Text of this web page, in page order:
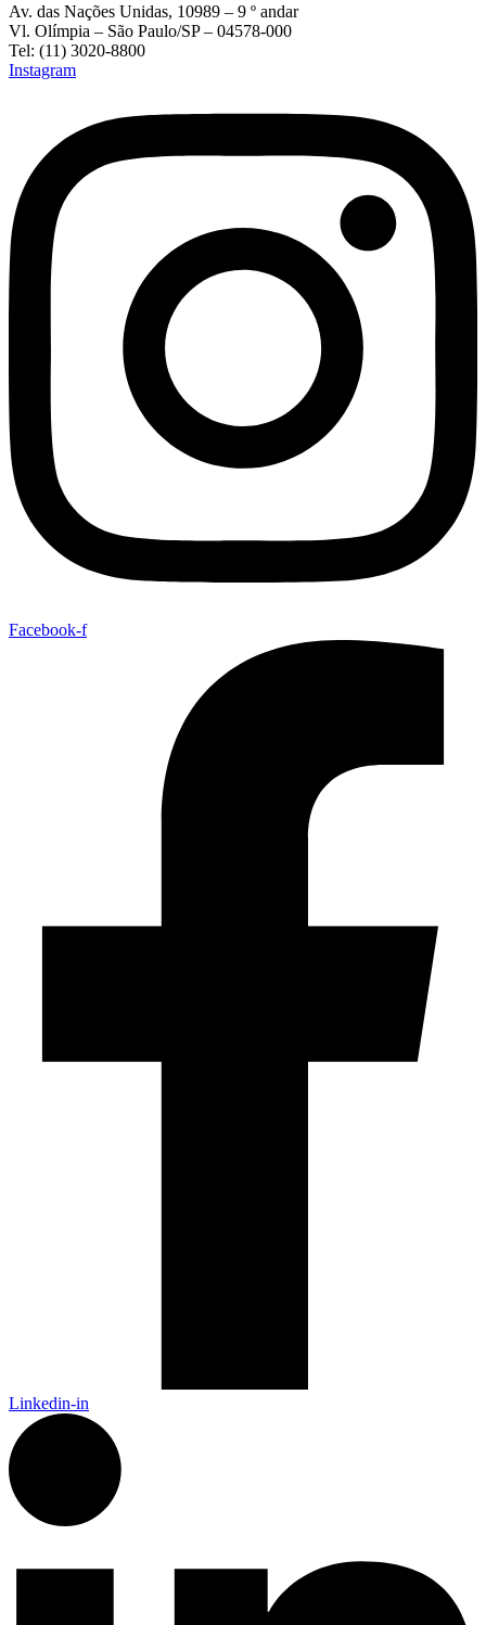
Av. das Nações Unidas, 10989 – 9 º andar
Vl. Olímpia – São Paulo/SP – 04578-000
Tel: (11) 3020-8800
Instagram
Facebook-f
Linkedin-in